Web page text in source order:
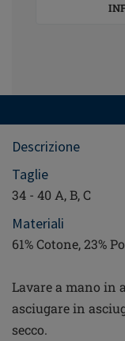
Descrizione
Taglie
34 - 40 A, B, C
Materiali
61% Cotone, 23%
Lavare a mano in
asciugare in
secco.